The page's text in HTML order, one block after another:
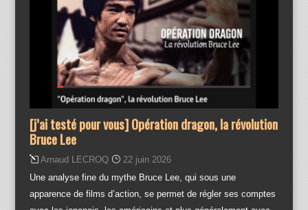
[j’ai testé pour vous] Opération dragon, la révolution
Bruce Lee
Arnaud LECROQ
22 juin 2026
Une analyse fine du mythe Bruce Lee, qui sous une
apparence de films d’action, se permet de régler ses comptes